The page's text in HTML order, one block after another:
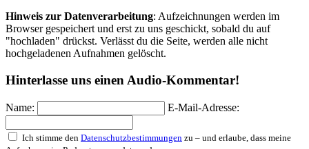
Hinweis zur Datenverarbeitung: Aufzeichnungen werden im
Browser gespeichert und erst zu uns geschickt, sobald du auf
"hochladen" drückst. Verlässt du die Seite, werden alle nicht
hochgeladenen Aufnahmen gelöscht.
Hinterlasse uns einen Audio-Kommentar!
Name: E-Mail-Adresse:
Ich stimme den Datenschutzbestimmungen zu – und erlaube, dass meine